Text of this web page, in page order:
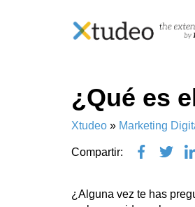
¿Qué es
Xtudeo » Marketing
Compartir:
¿Alguna vez te has